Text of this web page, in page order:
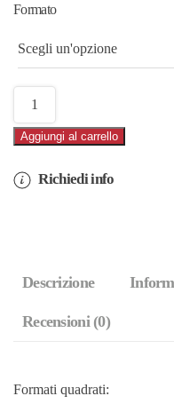
Formato
Marmo
Fontana
di
Trevi
Aggiungi al carrello
Richiedi info
Descrizione
Recensioni (0)
Formati quadrati: